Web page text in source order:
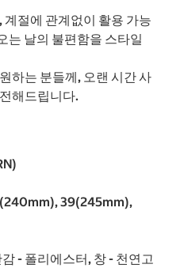
절에 관계없이 활용 가능
는 날의 불편함을 스타일
하는 분들께, 오랜 시간 사
해드립니다.
39(245mm),
- 폴리에스터, 창 - 천연고